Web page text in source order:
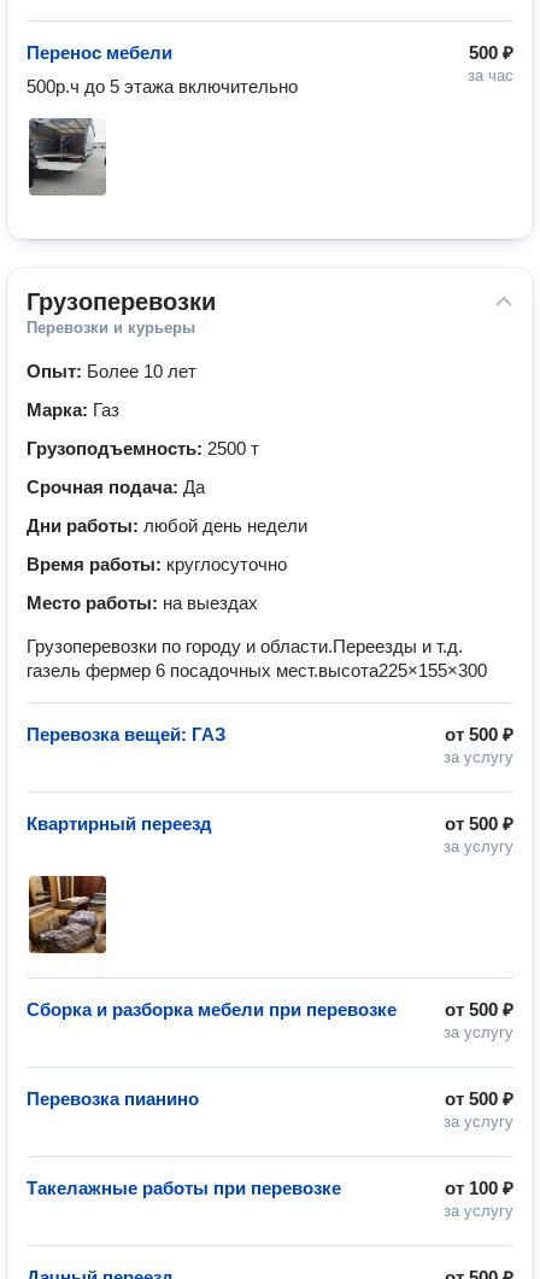
500 ₽
за час
Перенос мебели
500р.ч до 5 этажа включительно
Грузоперевозки
Перевозки и курьеры
Опыт: Более 10 лет
Марка: Газ
Грузоподъемность: 2500 т
Срочная подача: Да
Дни работы: любой день недели
Время работы: круглосуточно
Место работы: на выездах
Грузоперевозки по городу и области.Переезды и т.д.
газель фермер 6 посадочных мест.высота225×155×300
от 500 ₽
за услугу
Перевозка вещей: ГАЗ
от 500 ₽
за услугу
Квартирный переезд
от 500 ₽
за услугу
Сборка и разборка мебели при перевозке
от 500 ₽
за услугу
Перевозка пианино
от 100 ₽
за услугу
Такелажные работы при перевозке